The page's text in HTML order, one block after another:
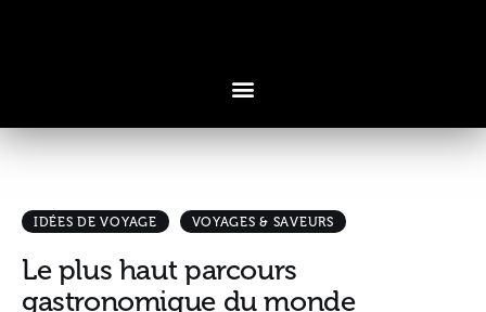
Voyages & Saveurs
Art & Design
IDÉES DE VOYAGE VOYAGES & SAVEURS
Le plus haut parcours
gastronomique du monde